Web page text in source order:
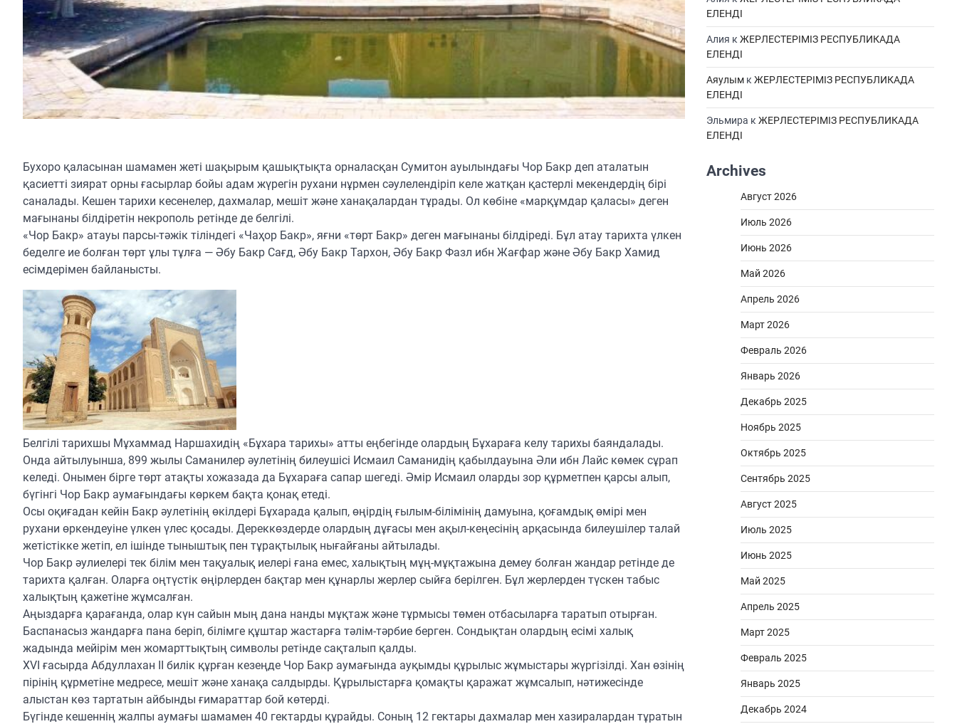
Бухоро қаласынан шамамен жеті шақырым қашықтықта орналасқан Сумитон ауылындағы Чор Бакр деп аталатын
қасиетті зиярат орны ғасырлар бойы адам жүрегін рухани нұрмен сәулелендіріп келе жатқан қастерлі мекендердің бірі
саналады. Кешен тарихи кесенелер, дахмалар, мешіт және ханақалардан тұрады. Ол көбіне «марқұмдар қаласы» деген
мағынаны білдіретін некрополь ретінде де белгілі.
«Чор Бакр» атауы парсы-тәжік тіліндегі «Чаҳор Бакр», яғни «төрт Бакр» деген мағынаны білдіреді. Бұл атау тарихта үлкен
беделге ие болған төрт ұлы тұлға — Әбу Бакр Сағд, Әбу Бакр Тархон, Әбу Бакр Фазл ибн Жағфар және Әбу Бакр Хамид
есімдерімен байланысты.
Белгілі тарихшы Мұхаммад Наршахидің «Бұхара тарихы» атты еңбегінде олардың Бұхараға келу тарихы баяндалады.
Онда айтылуынша, 899 жылы Саманилер әулетінің билеушісі Исмаил Саманидің қабылдауына Әли ибн Лайс көмек сұрап
келеді. Онымен бірге төрт атақты хожазада да Бұхараға сапар шегеді. Әмір Исмаил оларды зор құрметпен қарсы алып,
бүгінгі Чор Бакр аумағындағы көркем бақта қонақ етеді.
Осы оқиғадан кейін Бакр әулетінің өкілдері Бұхарада қалып, өңірдің ғылым-білімінің дамуына, қоғамдық өмірі мен
рухани өркендеуіне үлкен үлес қосады. Дереккөздерде олардың дұғасы мен ақыл-кеңесінің арқасында билеушілер талай
жетістікке жетіп, ел ішінде тыныштық пен тұрақтылық нығайғаны айтылады.
Чор Бакр әулиелері тек білім мен тақуалық иелері ғана емес, халықтың мұң-мұқтажына демеу болған жандар ретінде де
тарихта қалған. Оларға оңтүстік өңірлерден бақтар мен құнарлы жерлер сыйға берілген. Бұл жерлерден түскен табыс
халықтың қажетіне жұмсалған.
Аңыздарға қарағанда, олар күн сайын мың дана нанды мұқтаж және тұрмысы төмен отбасыларға таратып отырған.
Баспанасыз жандарға пана беріп, білімге құштар жастарға тәлім-тәрбие берген. Сондықтан олардың есімі халық
жадында мейірім мен жомарттықтың символы ретінде сақталып қалды.
XVI ғасырда Абдуллахан II билік құрған кезеңде Чор Бакр аумағында ауқымды құрылыс жұмыстары жүргізілді. Хан өзінің
пірінің құрметіне медресе, мешіт және ханақа салдырды. Құрылыстарға қомақты қаражат жұмсалып, нәтижесінде
алыстан көз тартатын айбынды ғимараттар бой көтерді.
Бүгінде кешеннің жалпы аумағы шамамен 40 гектарды құрайды. Соның 12 гектары дахмалар мен хазиралардан тұратын
ЕЛЕНДІ
Алия к ЖЕРЛЕСТЕРІМІЗ РЕСПУБЛИКАДА
ЕЛЕНДІ
Аяулым к ЖЕРЛЕСТЕРІМІЗ РЕСПУБЛИКАДА
ЕЛЕНДІ
Эльмира к ЖЕРЛЕСТЕРІМІЗ РЕСПУБЛИКАДА
ЕЛЕНДІ
Archives
Август 2026
Июль 2026
Июнь 2026
Май 2026
Апрель 2026
Март 2026
Февраль 2026
Январь 2026
Декабрь 2025
Ноябрь 2025
Октябрь 2025
Сентябрь 2025
Август 2025
Июль 2025
Июнь 2025
Май 2025
Апрель 2025
Март 2025
Февраль 2025
Январь 2025
Декабрь 2024